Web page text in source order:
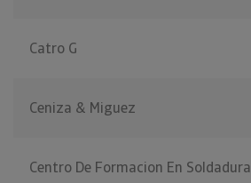
Catro G
Ceniza & Miguez
Centro De Formacion En Soldadura